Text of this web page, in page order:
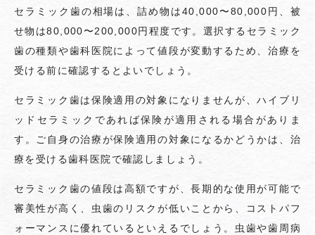
セラミック歯の相場は、詰め物は40,000〜80,000円、被
せ物は80,000〜200,000円程度です。選択するセラミック
歯の種類や歯科医院によって値段が変動するため、治療を
受ける前に確認するとよいでしょう。
セラミック歯は保険適用の対象になりませんが、ハイブリ
ッドセラミックであれば保険が適用される場合がありま
す。ご自身の治療が保険適用の対象になるかどうかは、治
療を受ける歯科医院で確認しましょう。
セラミック歯の値段は高額ですが、長期的な使用が可能で
審美性が高く、虫歯のリスクが低いことから、コストパフ
ォーマンスに優れているといえるでしょう。虫歯や歯周病